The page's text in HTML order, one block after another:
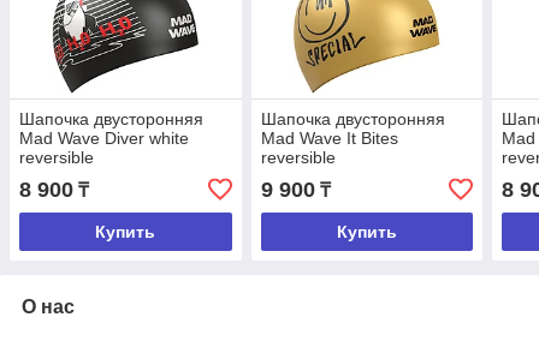
Шапочка двусторонняя
Mad Wave Diver white
reversible
8 900 ₸
Купить
Шапочка двусторонняя
Mad Wave It Bites
reversible
9 900₸
Купить
8
О нас